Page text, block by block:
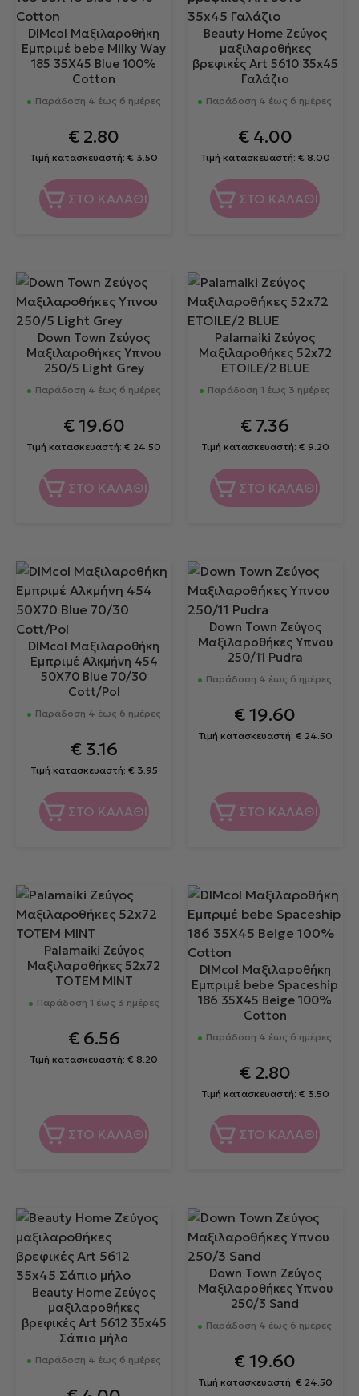
DIMcol Μαξιλαροθήκη
Εμπριμέ bebe Milky Way
185 35X45 Blue 100%
Cotton
Παράδοση 4 έως 6 ημέρες
€ 2.80
Τιμή κατασκευαστή:€ 3.50
ΣΤΟ ΚΑΛΑΘΙ
Beauty Home Ζεύγος
μαξιλαροθήκες
βρεφικές Art 5610 35x45
Γαλάζιο
Παράδοση 4 έως 6 ημέρες
€4.00
Τιμή κατασκευαστή: € 8.00
ΣΤΟ ΚΑΛΑΘΙ
Down Town Ζεύγος
Μαξιλαροθήκες Υπνου
250/5 Light Grey
Παράδοση 4 έως 6 ημέρες
€19.60
Τιμή κατασκευαστή:€ 24.50
ΣΤΟ ΚΑΛΑΘΙ
Palamaiki Ζεύγος
Μαξιλαροθήκες 52x72
ETOILE/2 BLUE
Παράδοση 1 έως 3 ημέρες
€ 7.36
Τιμή κατασκευαστή: € 9.20
ΣΤΟ ΚΑΛΑΘΙ
DIMcol Μαξιλαροθήκη
Εμπριμέ Αλκμήνη 454
50X70 Blue 70/30
Cott/Pol
Παράδοση 4 έως 6 ημέρες
€3.16
Τιμή κατασκευαστή: € 3.95
ΣΤΟ ΚΑΛΑΘΙ
Down Town Ζεύγος
Μαξιλαροθήκες Υπνου
250/11 Pudra
Παράδοση 4 έως 6 ημέρες
€19.60
Τιμή κατασκευαστή: € 24.50
ΣΤΟ ΚΑΛΑΘΙ
Palamaiki Ζεύγος
Μαξιλαροθήκες 52x72
TOTEM MINT
Παράδοση 1 έως 3 ημέρες
€6.56
Τιμή κατασκευαστή:€ 8.20
ΣΤΟ ΚΑΛΑΘΙ
DIMcol Μαξιλαροθήκη
Εμπριμέ bebe Spaceship
186 35X45 Beige 100%
Cotton
Παράδοση 4 έως 6 ημέρες
€2.80
Τιμή κατασκευαστή: € 3.50
ΣΤΟ ΚΑΛΑΘΙ
Beauty Home Ζεύγος
μαξιλαροθήκες
βρεφικές Art 5612 35x45
Σάπιο μήλο
Παράδοση 4 έως 6 ημέρες
Down Town Ζεύγος
Μαξιλαροθήκες Υπνου
250/3 Sand
Παράδοση 4 έως 6 ημέρες
€19.60
Τιμή κατασκευαστή: € 24.50